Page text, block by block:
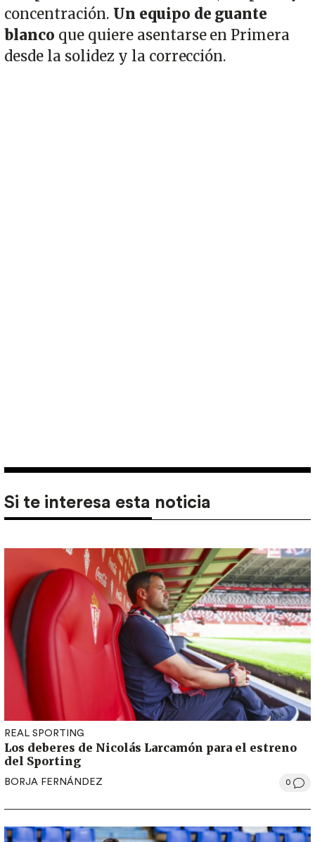
concentración. Un equipo de guante
blanco que quiere asentarse en Primera
desde la solidez y la corrección.
Si te interesa esta noticia
REAL SPORTING
Los deberes de Nicolás Larcamón para el estreno
del Sporting
BORJA FERNÁNDEZ 0